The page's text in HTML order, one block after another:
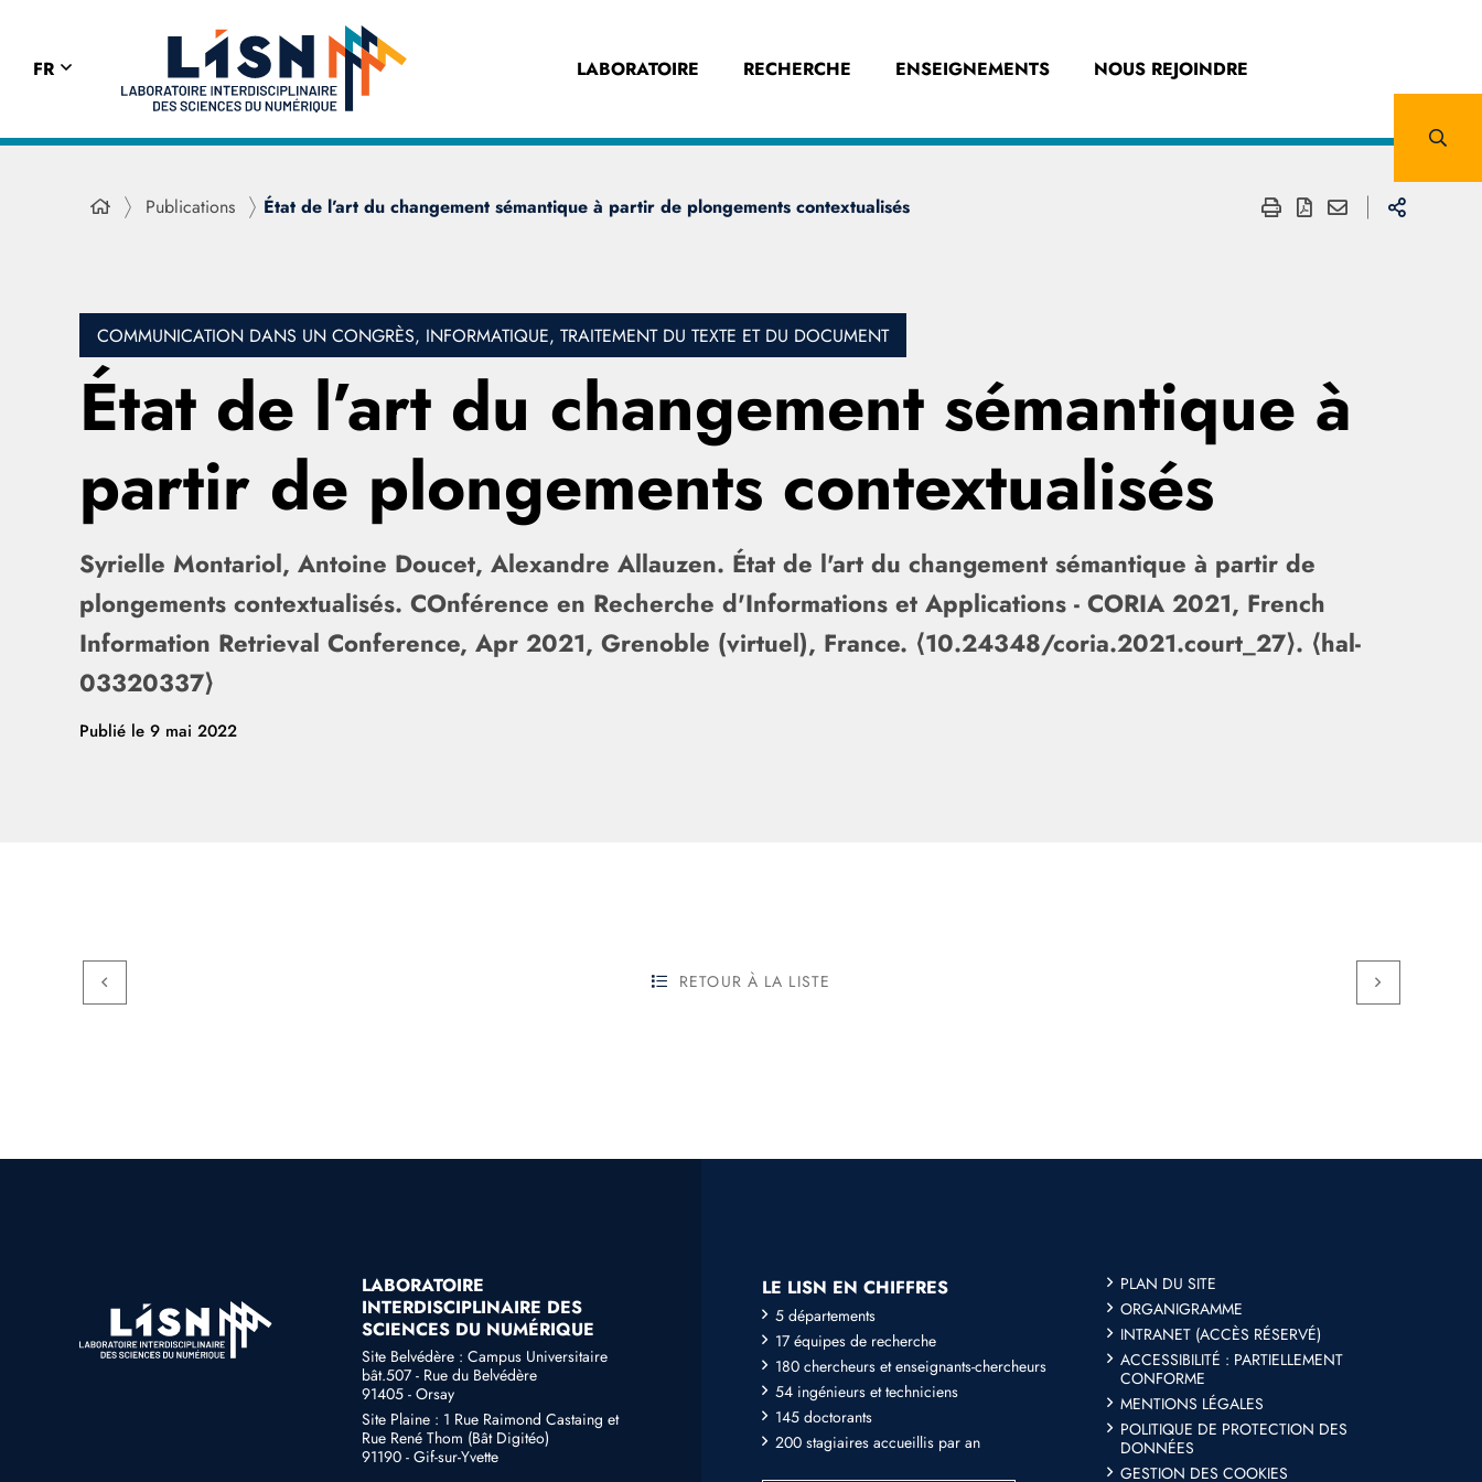
FR LABORATOIRE RECHERCHE ENSEIGNEMENTS NOUS REJOINDRE
Publications État de l’art du changement sémantique à partir de plongements contextualisés
COMMUNICATION DANS UN CONGRÈS, INFORMATIQUE, TRAITEMENT DU TEXTE ET DU DOCUMENT
État de l’art du changement sémantique à
partir de plongements contextualisés
Syrielle Montariol, Antoine Doucet, Alexandre Allauzen. État de l'art du changement sémantique à partir de
plongements contextualisés. COnférence en Recherche d'Informations et Applications - CORIA 2021, French
Information Retrieval Conference, Apr 2021, Grenoble (virtuel), France. ⟨10.24348/coria.2021.court_27⟩. ⟨hal-
03320337⟩
Publié le 9 mai 2022
RETOUR À LA LISTE
LABORATOIRE
INTERDISCIPLINAIRE DES
SCIENCES DU NUMÉRIQUE
Site Belvédère : Campus Universitaire
bât.507 - Rue du Belvédère
91405 - Orsay
Site Plaine : 1 Rue Raimond Castaing et
Rue René Thom (Bât Digitéo)
91190 - Gif-sur-Yvette
LE LISN EN CHIFFRES
5 départements
17 équipes de recherche
180 chercheurs et enseignants-chercheurs
54 ingénieurs et techniciens
145 doctorants
200 stagiaires accueillis par an
PLAN DU SITE
ORGANIGRAMME
INTRANET (ACCÈS RÉSERVÉ)
ACCESSIBILITÉ : PARTIELLEMENT
CONFORME
MENTIONS LÉGALES
POLITIQUE DE PROTECTION DES
DONNÉES
GESTION DES COOKIES